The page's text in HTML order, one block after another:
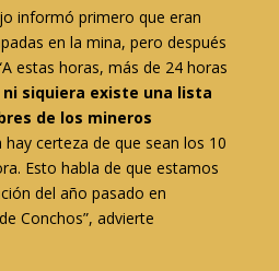
informó primero que eran
en la mina, pero después
estas horas, más de 24 horas
ni siquiera existe una lista
de los mineros
hay certeza de que sean los 10
Esto habla de que estamos
del año pasado en
Conchos”, advierte